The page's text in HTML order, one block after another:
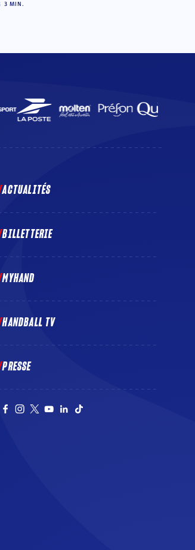
3 MIN.
ACTUALITÉS
BILLETTERIE
MYHAND
HANDBALL TV
PRESSE